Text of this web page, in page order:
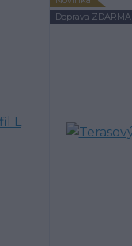
Doprava ZDARMA